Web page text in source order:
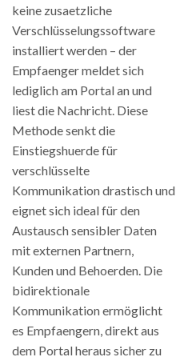
keine zusaetzliche
Verschlüsselungssoftware
installiert werden – der
Empfaenger meldet sich
lediglich am Portal an und
liest die Nachricht. Diese
Methode senkt die
Einstiegshuerde für
verschlüsselte
Kommunikation drastisch und
eignet sich ideal für den
Austausch sensibler Daten
mit externen Partnern,
Kunden und Behoerden. Die
bidirektionale
Kommunikation ermöglicht
es Empfaengern, direkt aus
dem Portal heraus sicher zu